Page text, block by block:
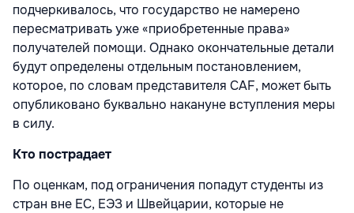
подчеркивалось, что государство не намерено
пересматривать уже «приобретенные права»
получателей помощи. Однако окончательные детали
будут определены отдельным постановлением,
которое, по словам представителя CAF, может быть
опубликовано буквально накануне вступления меры
в силу.
Кто пострадает
По оценкам, под ограничения попадут студенты из
стран вне ЕС, ЕЭЗ и Швейцарии, которые не